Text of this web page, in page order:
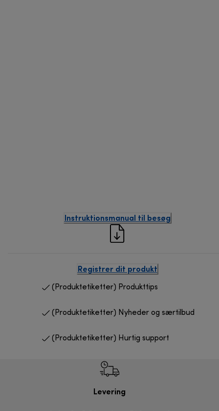
Instruktionsmanual til besøg
Registrer dit produkt
(Produktetiketter) Produkttips
(Produktetiketter) Nyheder og særtilbud
(Produktetiketter) Hurtig support
Levering